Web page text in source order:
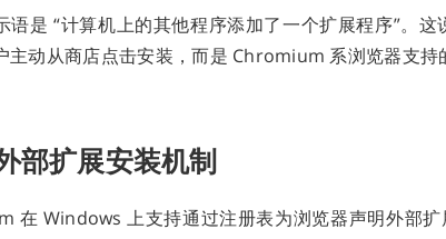
语是 “计算机上的其他程序添加了一个扩展程序”。这
主动从商店点击安装，而是 Chromium 系浏览器支持
部扩展安装机制
在 Windows 上支持通过注册表为浏览器声明外部扩